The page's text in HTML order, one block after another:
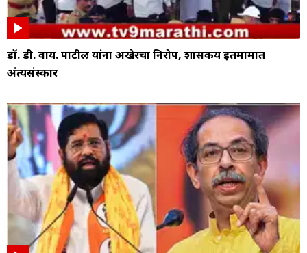
डॉ. डी. वाय. पाटील यांना अखेरचा निरोप, शासकीय इतमामात
अंत्यसंस्कार